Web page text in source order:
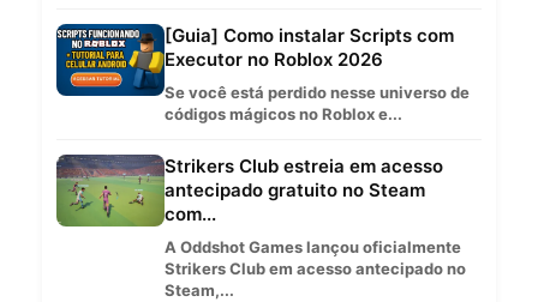
[Guia] Como instalar Scripts com
Executor no Roblox 2026
Se você está perdido nesse universo de
códigos mágicos no Roblox e...
Strikers Club estreia em acesso
antecipado gratuito no Steam
com...
A Oddshot Games lançou oficialmente
Strikers Club em acesso antecipado no
Steam,...